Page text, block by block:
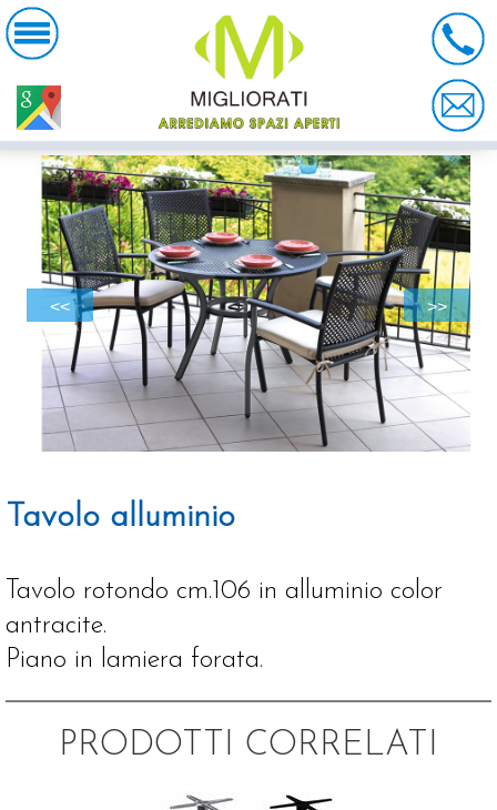
<< >>
Tavolo alluminio
Tavolo rotondo cm.106 in alluminio color
antracite.
Piano in lamiera forata.
PRODOTTI CORRELATI